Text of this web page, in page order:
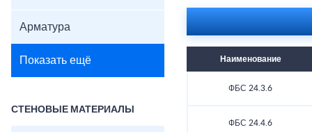
Арматура
Показать ещё
СТЕНОВЫЕ МАТЕРИАЛЫ
Наименование
ФБС 24.3.6
ФБС 24.4.6